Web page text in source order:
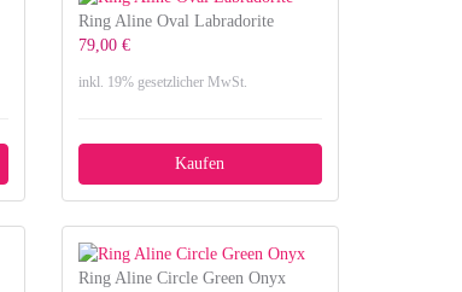
Ring Aline Oval Labradorite
79,00 €
inkl. 19% gesetzlicher MwSt.
Kaufen
Ring Aline Circle Green Onyx